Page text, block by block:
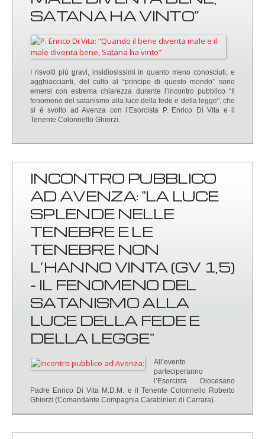
SATANA HA VINTO”
I risvolti più gravi, insidiosissimi in quanto meno conosciuti, e
agghiaccianti, del culto al “principe di questo mondo” sono
emersi con estrema chiarezza durante l’incontro pubblico “Il
fenomeno del satanismo alla luce della fede e della legge", che
si è svolto ad Avenza con l’Esorcista P. Enrico Di Vita e il
Tenente Colonnello Ghiorzi.
INCONTRO PUBBLICO
AD AVENZA: "LA LUCE
SPLENDE NELLE
TENEBRE E LE
TENEBRE NON
L’HANNO VINTA (GV 1,5)
- IL FENOMENO DEL
SATANISMO ALLA
LUCE DELLA FEDE E
DELLA LEGGE"
All’evento
parteciperanno
l’Esorcista Diocesano
Padre Enrico Di Vita M.D.M. e il Tenente Colonnello Roberto
Ghiorzi (Comandante Compagnia Carabinieri di Carrara).